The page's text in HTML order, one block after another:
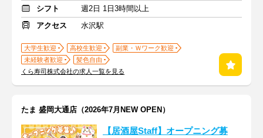
シフト
週2日 1日3時間以上
アクセス
水沢駅
大学生歓迎 高校生歓迎
副業・Ｗワーク歓迎
未経験者歓迎
髪色自由
くら寿司株式会社の求人一覧を見る
たま 盛岡大通店（2026年7月NEW OPEN）
【居酒屋Staff】オープニング募